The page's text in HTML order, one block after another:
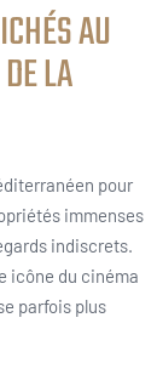
AU
LA
pour
immenses
indiscrets.
icône du cinéma
parfois plus